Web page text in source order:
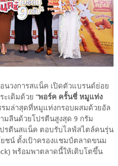
นวงการสแน็ค เปิดตัวแบรนด์ย่อย
ะเดิมด้วย “พอร์ค ครั้นชี่ หมูแท่ง
มล่าสุดที่หมูแท่งกรอบผสมด้วยอัล
มลีนด้วยโปรตีนสูงสุด 9 กรัม
รตีนสแน็ค ตอบรับไลฟ์สไตล์คนรุ่น
ชน์ ตั้งเป้าครองแชมป์ตลาดขนม
พร้อมพาตลาดนี้ให้เติบโตขึ้น